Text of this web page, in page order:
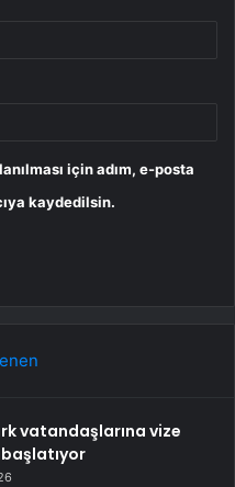
için adım, e-posta
kaydedilsin.
vatandaşlarına vize